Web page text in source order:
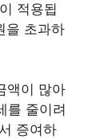
적용됩
을 초과하
액이 많아
를 줄이려
증여하